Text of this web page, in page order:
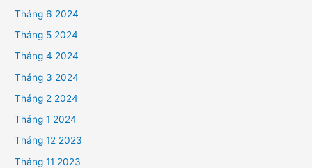
Tháng 6 2024
Tháng 5 2024
Tháng 4 2024
Tháng 3 2024
Tháng 2 2024
Tháng 1 2024
Tháng 12 2023
Tháng 11 2023